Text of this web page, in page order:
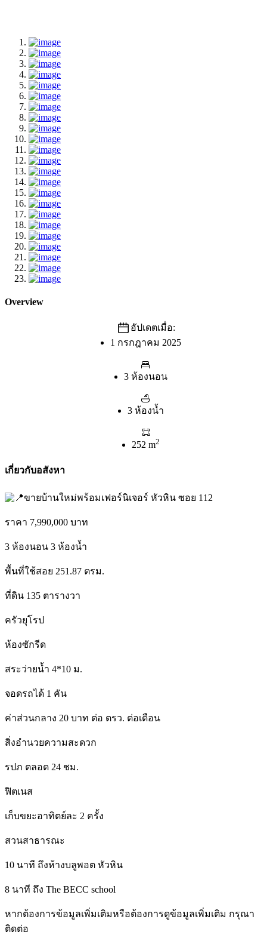
Overview
อัปเดตเมื่อ:
1 กรกฎาคม 2025
3 ห้องนอน
3 ห้องน้ำ
252 m2
เกี่ยวกับอสังหา
ขายบ้านใหม่พร้อมเฟอร์นิเจอร์ หัวหิน ซอย 112
ราคา 7,990,000 บาท
3 ห้องนอน 3 ห้องน้ำ
พื้นที่ใช้สอย 251.87 ตรม.
ที่ดิน 135 ตารางวา
ครัวยุโรป
ห้องซักรีด
สระว่ายน้ำ 4*10 ม.
จอดรถได้ 1 คัน
ค่าส่วนกลาง 20 บาท ต่อ ตรว. ต่อเดือน
สิ่งอำนวยความสะดวก
รปภ ตลอด 24 ชม.
ฟิตเนส
เก็บขยะอาทิตย์ละ 2 ครั้ง
สวนสาธารณะ
10 นาที ถึงห้างบลูพอต หัวหิน
8 นาที ถึง The BECC school
หากต้องการข้อมูลเพิ่มเติมหรือต้องการดูข้อมูลเพิ่มเติม กรุณา
ติดต่อ